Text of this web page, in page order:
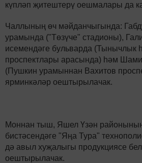
күпләп җитештерү оешмалары да
Чаллының өч мәйданчыгында:
урамында ("Төзүче" стадионы),
исемендәге бульварда (Тынычлык
проспектлары арасында) һәм
(Пушкин урамыннан Вахитов
ярминкәләр оештырылачак.
Моннан тыш, Яшел Үзән
бистәсендәге "Яңа Тура"
дә авыл хуҗалыгы продукциясе
оештырылачак.